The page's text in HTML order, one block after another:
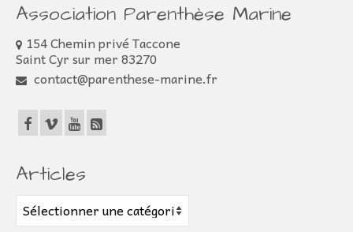
Association Parenthèse Marine
154 Chemin privé Taccone
Saint Cyr sur mer 83270
contact@parenthese-marine.fr
Articles
Articles